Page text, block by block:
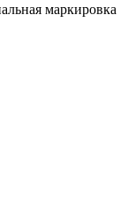
маркировка